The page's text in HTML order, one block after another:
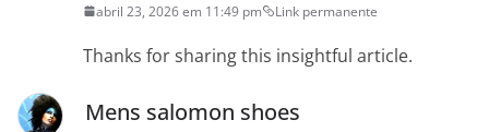
abril 23, 2026 em 11:49 pm Link permanente
Thanks for sharing this insightful article.
Mens salomon shoes